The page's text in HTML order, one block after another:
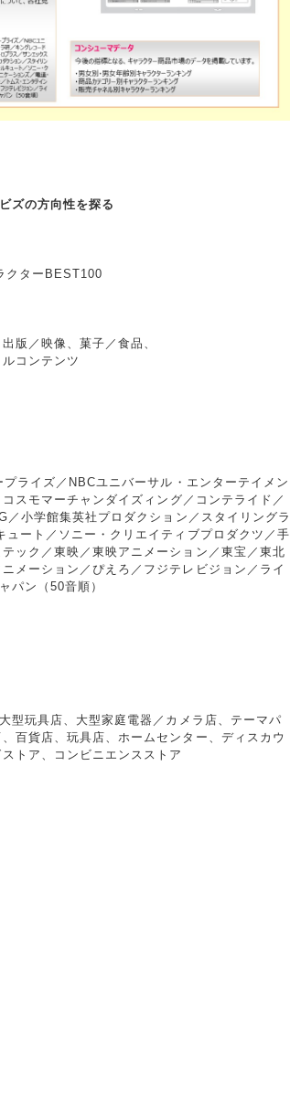
の方向性を探る
クターBEST100
版／映像、菓子／食品、
コンテンツ
ライズ／NBCユニバーサル・エンターテイメン
スモマーチャンダイズィング／コンテライド／
小学館集英社プロダクション／スタイリングラ
ート／ソニー・クリエイティブプロダクツ／手
ック／東映／東映アニメーション／東宝／東北
メーション／ぴえろ／フジテレビジョン／ライ
パン（50音順）
型玩具店、大型家庭電器／カメラ店、テーマパ
百貨店、玩具店、ホームセンター、ディスカウ
トア、コンビニエンスストア